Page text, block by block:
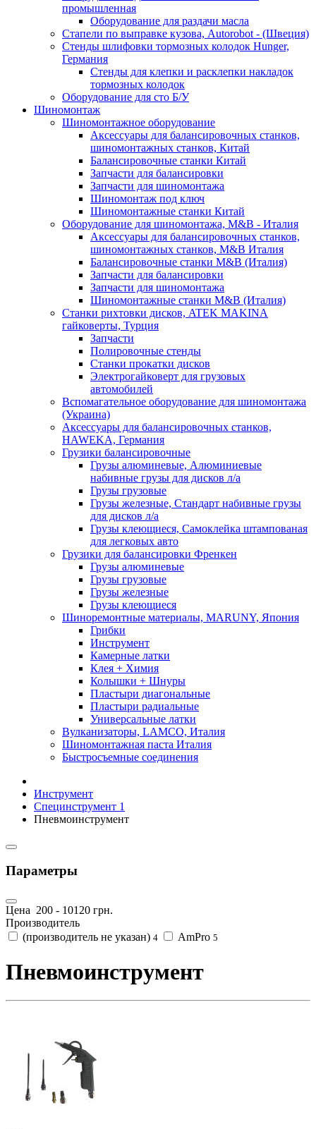
промышленная
Оборудование для раздачи масла
Стапели по выправке кузова, Autorobot - (Швеция)
Стенды шлифовки тормозных колодок Hunger,
Германия
Стенды для клепки и расклепки накладок
тормозных колодок
Оборудование для сто Б/У
Шиномонтаж
Шиномонтажное оборудование
Аксессуары для балансировочных станков,
шиномонтажных станков, Китай
Балансировочные станки Китай
Запчасти для балансировки
Запчасти для шиномонтажа
Шиномонтаж под ключ
Шиномонтажные станки Китай
Оборудование для шиномонтажа, M&B - Италия
Аксессуары для балансировочных станков,
шиномонтажных станков, M&B Италия
Балансировочные станки M&B (Италия)
Запчасти для балансировки
Запчасти для шиномонтажа
Шиномонтажные станки M&B (Италия)
Станки рихтовки дисков, ATEK MAKINA
гайковерты, Турция
Запчасти
Полировочные стенды
Станки прокатки дисков
Электрогайковерт для грузовых
автомобилей
Вспомагательное оборудование для шиномонтажа
(Украина)
Аксессуары для балансировочных станков,
HAWEKA, Германия
Грузики балансировочные
Грузы алюминевые, Алюминиевые
набивные грузы для дисков л/а
Грузы грузовые
Грузы железные, Cтандарт набивные грузы
для дисков л/а
Грузы клеющиеся, Самоклейка штампованая
для легковых авто
Грузики для балансировки Френкен
Грузы алюминевые
Грузы грузовые
Грузы железные
Грузы клеющиеся
Шиноремонтные материалы, MARUNY, Япония
Грибки
Инструмент
Камерные латки
Клея + Химия
Колышки + Шнуры
Пластыри диагональные
Пластыри радиальные
Универсальные латки
Вулканизаторы, LAMCO, Италия
Шиномонтажная паста Италия
Быстросъемные соединения
Инструмент
Специнструмент 1
Пневмоинструмент
Параметры
Цена 200 - 10120 грн.
Производитель
(производитель не указан) 4 AmPro 5
Пневмоинструмент